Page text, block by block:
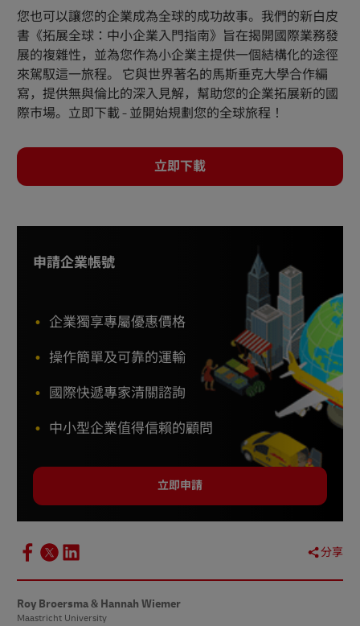
您也可以讓您的企業成為全球的成功故事。我們的新白皮
書《拓展全球：中小企業入門指南》旨在揭開國際業務發
展的複雜性，並為您作為小企業主提供一個結構化的途徑
來駕馭這一旅程。 它與世界著名的馬斯垂克大學合作編
寫，提供無與倫比的深入見解，幫助您的企業拓展新的國
際市場。立即下載 - 並開始規劃您的全球旅程！
立即下載
申請企業帳號
企業獨享專屬優惠價格
操作簡單及可靠的運輸
國際快遞專家清關諮詢
中小型企業值得信賴的顧問
立即申請
分享
Roy Broersma & Hannah Wiemer
Maastricht University